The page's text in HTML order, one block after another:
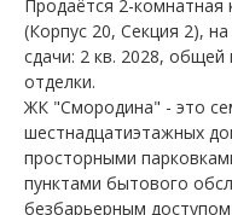
Продаётся 2-
(Корпус 20, Секция 2),
сдачи: 2 кв. 2028,
отделки.
ЖК "Смородина" - это
шестнадцатиэтажных
просторными
пунктами бытового
безбарьерным